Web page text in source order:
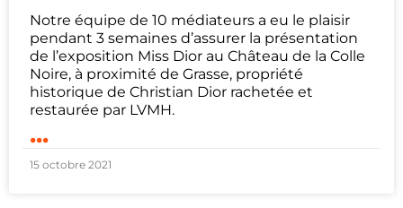
Notre équipe de 10 médiateurs a eu le plaisir
pendant 3 semaines d’assurer la présentation
de l’exposition Miss Dior au Château de la Colle
Noire, à proximité de Grasse, propriété
historique de Christian Dior rachetée et
restaurée par LVMH.
...
15 octobre 2021